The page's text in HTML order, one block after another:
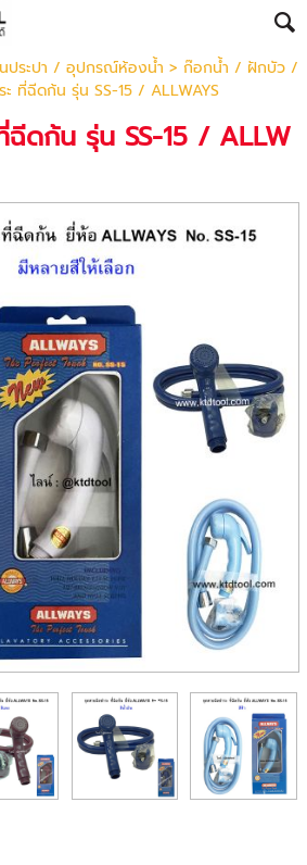
ประปา / อุปกรณ์ห้องน้ำ > ก๊อกน้ำ / ฝักบัว /
ที่ฉีดก้น รุ่น SS-15 / ALLWAYS
ฉีดก้น รุ่น SS-15 / ALLW